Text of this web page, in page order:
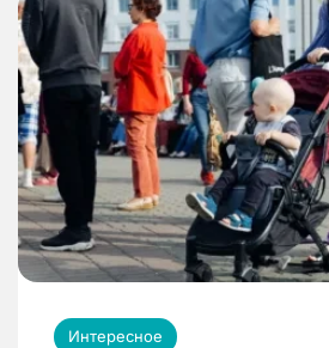
Интересное